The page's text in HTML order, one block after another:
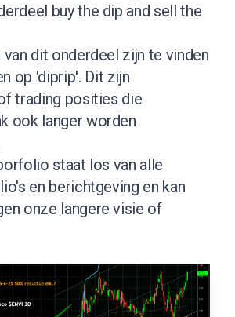
buy the dip and sell the
dit onderdeel zijn te vinden
op 'diprip'. Dit zijn
trading posities die
ook langer worden
staat los van alle
en berichtgeving en kan
onze langere visie of